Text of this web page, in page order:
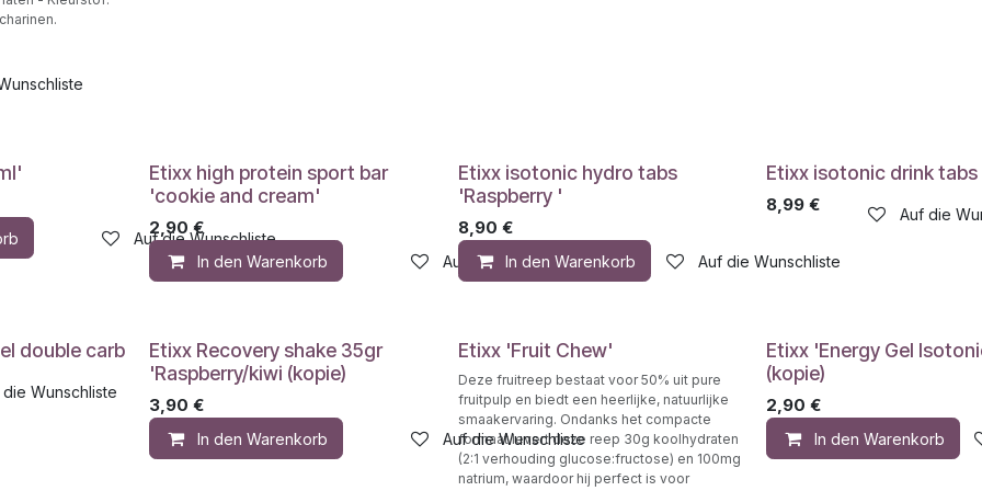
Auf die Wunschliste
Etixx high protein sport bar
'cookie and cream'
2,90€
In den Warenkorb Auf die Wunschliste
Etixx isotonic hydro tabs
'Raspberry '
8,90 €
In den Warenkorb Auf die Wunschliste
Etixx isotonic drink
8,99 € Auf die
double carb
Wunschliste
Etixx Recovery shake 35gr
'Raspberry/kiwi (kopie)
3,90 €
In den Warenkorb Auf die Wunschliste
Etixx 'Fruit Chew'
Deze fruitreep bestaat voor 50% uit pure
fruitpulp en biedt een heerlijke, natuurlijke
smaakervaring. Ondanks het compacte
formaat levert deze reep 30g koolhydraten
(2:1 verhouding glucose:fructose) en 100mg
natrium, waardoor hij perfect is voor
Etixx 'Energy Gel
(kopie)
2,90 €
In den Warenkorb